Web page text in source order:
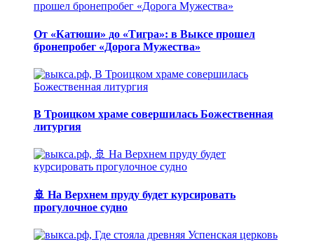
От «Катюши» до «Тигра»: в Выксе прошел
бронепробег «Дорога Мужества»
В Троицком храме совершилась Божественная
литургия
🚢 На Верхнем пруду будет курсировать
прогулочное судно